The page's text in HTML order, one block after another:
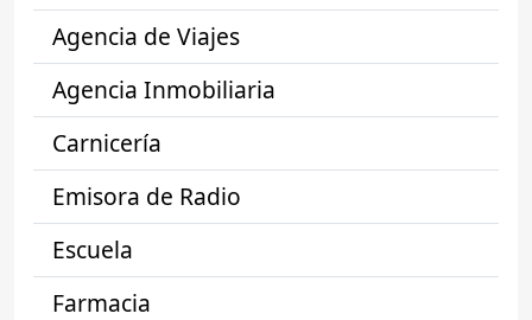
Agencia de Viajes
Agencia Inmobiliaria
Carnicería
Emisora de Radio
Escuela
Farmacia